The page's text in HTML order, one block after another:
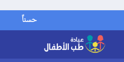
حسناً